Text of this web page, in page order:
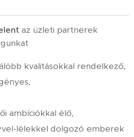
az üzleti partnerek
kvalitásokkal rendelkező,
ambíciókkal élő,
lélekkel dolgozó emberek